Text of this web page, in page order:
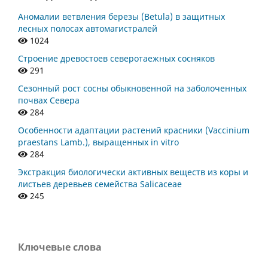
Аномалии ветвления березы (Betula) в защитных
лесных полосах автомагистралей
1024
Строение древостоев северотаежных сосняков
291
Сезонный рост сосны обыкновенной на заболоченных
почвах Севера
284
Особенности адаптации растений красники (Vaccinium
praestans Lamb.), выращенных in vitro
284
Экстракция биологически активных веществ из коры и
листьев деревьев семейства Salicaceae
245
Ключевые слова